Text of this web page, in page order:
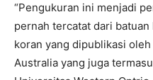
“Pengukuran ini menjadi
pernah tercatat dari
koran yang dipublikasi
Australia yang juga